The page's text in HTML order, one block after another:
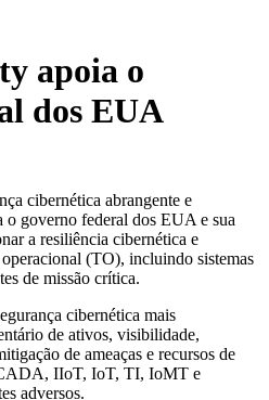
apoia o
dos EUA
cibernética abrangente e
o governo federal dos EUA e sua
a resiliência cibernética e
(TO), incluindo sistemas
de missão crítica.
cibernética mais
de ativos, visibilidade,
de ameaças e recursos de
IIoT, IoT, TI, IoMT e
adversos.